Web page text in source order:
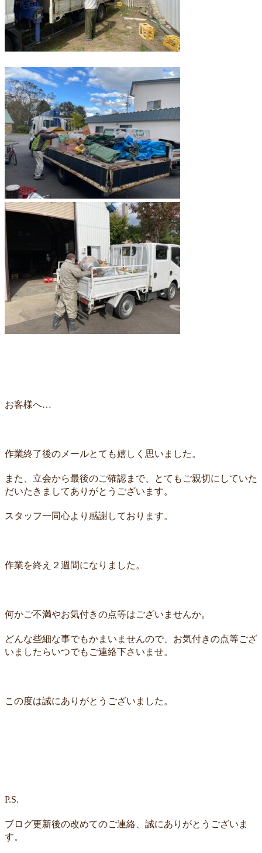
お客様へ…
作業終了後のメールとても嬉しく思いました。
また、立会から最後のご確認まで、とてもご親切にしていた
だいたきましてありがとうございます。
スタッフ一同心より感謝しております。
作業を終え２週間になりました。
何かご不満やお気付きの点等はございませんか。
どんな些細な事でもかまいませんので、お気付きの点等ござ
いましたらいつでもご連絡下さいませ。
この度は誠にありがとうございました。
P.S.
ブログ更新後の改めてのご連絡、誠にありがとうございま
す。